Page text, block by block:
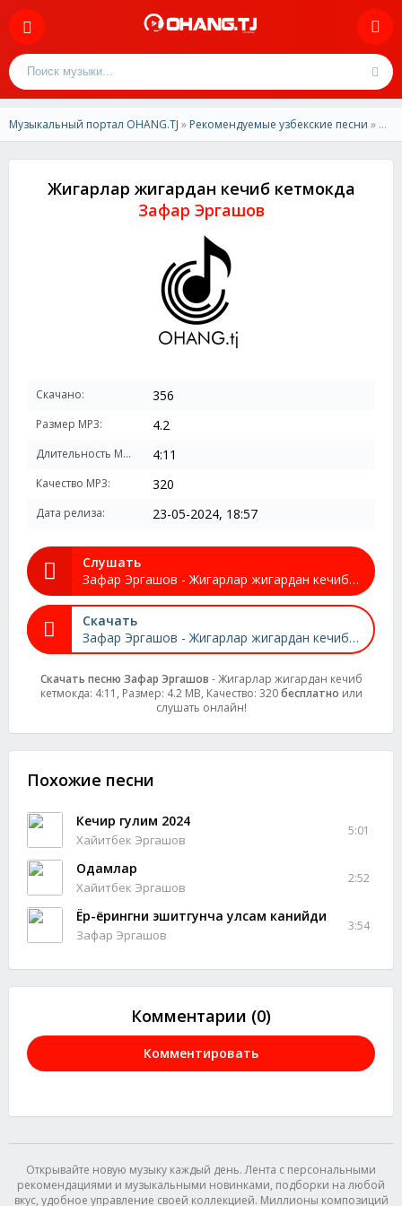
Музыкальный портал OHANG.TJ » Рекомендуемые узбекские песни » Зафар Эргашов - Жигарлар жигардан кечиб кетмокда
Жигарлар жигардан кечиб кетмокда
Зафар Эргашов
Скачано: 356
Размер MP3: 4.2
Длительность MP3: 4:11
Качество MP3: 320
Дата релиза: 23-05-2024, 18:57
Слушать
Зафар Эргашов - Жигарлар жигардан кечиб кетмокда
Скачать
Зафар Эргашов - Жигарлар жигардан кечиб кетмокда
Скачать песню Зафар Эргашов - Жигарлар жигардан кечиб
кетмокда: 4:11, Размер: 4.2 MB, Качество: 320бесплатно или
слушать онлайн!
Похожие песни
Кечир гулим 2024
Хайитбек Эргашов
5:01
Одамлар
Хайитбек Эргашов
2:52
Ёр-ёрингни эшитгунча улсам канийди
Зафар Эргашов
3:54
Комментарии (0)
Комментировать
Открывайте новую музыку каждый день. Лента с персональными
рекомендациями и музыкальными новинками, подборки на любой
вкус, удобное управление своей коллекцией. Миллионы композиций